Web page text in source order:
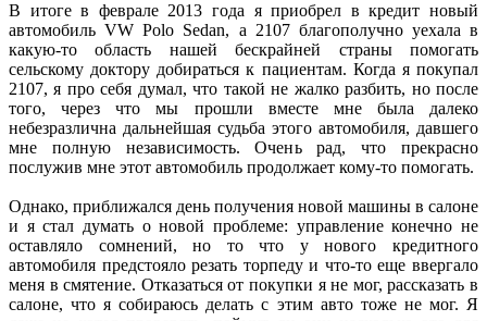
В итоге в феврале 2013 года я приобрел в кредит новый
автомобиль VW Polo Sedan, а 2107 благополучно уехала в
какую-то область нашей бескрайней страны помогать
сельскому доктору добираться к пациентам. Когда я покупал
2107, я про себя думал, что такой не жалко разбить, но после
того, через что мы прошли вместе мне была далеко
небезразлична дальнейшая судьба этого автомобиля, давшего
мне полную независимость. Очень рад, что прекрасно
послужив мне этот автомобиль продолжает кому-то помогать.
Однако, приближался день получения новой машины в салоне
и я стал думать о новой проблеме: управление конечно не
оставляло сомнений, но то что у нового кредитного
автомобиля предстояло резать торпеду и что-то еще ввергало
меня в смятение. Отказаться от покупки я не мог, рассказать в
салоне, что я собираюсь делать с этим авто тоже не мог. Я